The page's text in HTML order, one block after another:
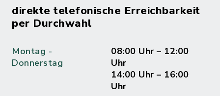
direkte telefonische Erreichbarkeit
per Durchwahl
Montag -
Donnerstag
08:00 Uhr – 12:00
Uhr
14:00 Uhr – 16:00
Uhr